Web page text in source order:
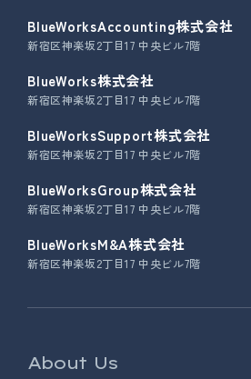
BlueWorksAccounting株式会社
新宿区神楽坂2丁目17 中央ビル7階
BlueWorks株式会社
新宿区神楽坂2丁目17 中央ビル7階
BlueWorksSupport株式会社
新宿区神楽坂2丁目17 中央ビル7階
BlueWorksGroup株式会社
新宿区神楽坂2丁目17 中央ビル7階
BlueWorksM&A株式会社
新宿区神楽坂2丁目17 中央ビル7階
About Us